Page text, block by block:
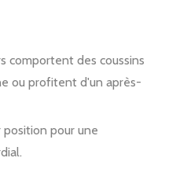
comportent des coussins
ou profitent d'un après-
pour une